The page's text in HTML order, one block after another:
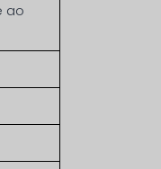
ao